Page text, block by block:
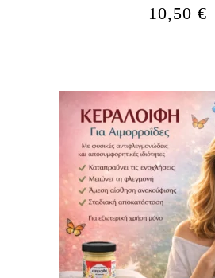
10,50€